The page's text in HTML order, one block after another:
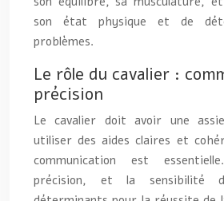
son état physique et de
problèmes.
Le rôle du cavalier :
précision
Le cavalier doit avoir une
utiliser des aides claires et
communication est
précision, et la sensibilité